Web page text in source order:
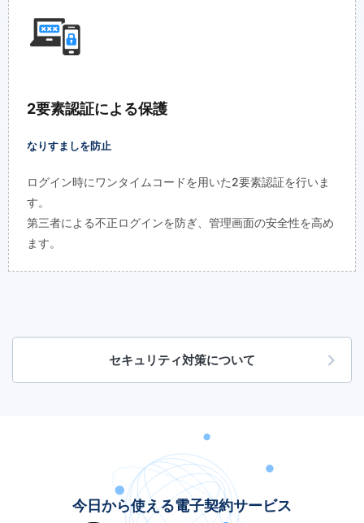
2要素認証による保護
なりすましを防止
ログイン時にワンタイムコードを用いた2要素認証を行いま
す。
第三者による不正ログインを防ぎ、管理画面の安全性を高め
ます。
セキュリティ対策について
今日から使える電子契約サービス